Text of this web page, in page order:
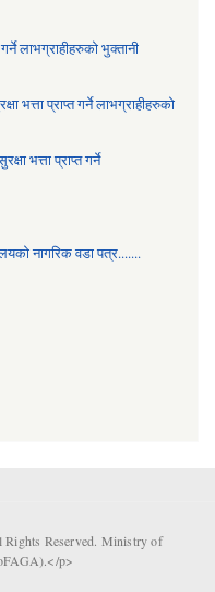
लाभग्राहीहरुको भुक्तानी
भत्ता प्राप्त गर्ने लाभग्राहीहरुको
भत्ता प्राप्त गर्ने
नागरिक वडा पत्र.......
Reserved. Ministry of
p>